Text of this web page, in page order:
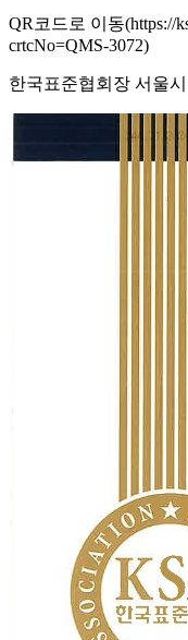
QR코드로 이동(https://
crtcNo=QMS-3072)
한국표준협회장 서울